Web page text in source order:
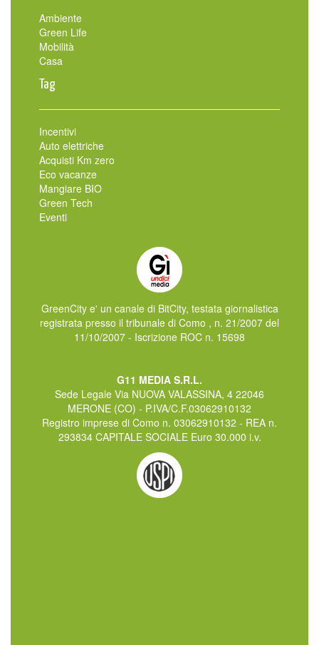
Ambiente
Green Life
Mobilità
Casa
Tag
Incentivi
Auto elettriche
Acquisti Km zero
Eco vacanze
Mangiare BIO
Green Tech
Eventi
GreenCity e' un canale di BitCity, testata giornalistica
registrata presso il tribunale di Como , n. 21/2007 del
11/10/2007 - Iscrizione ROC n. 15698
G11 MEDIA S.R.L.
Sede Legale Via NUOVA VALASSINA, 4 22046
MERONE (CO) - P.IVA/C.F.03062910132
Registro imprese di Como n. 03062910132 - REA n.
293834 CAPITALE SOCIALE Euro 30.000 i.v.